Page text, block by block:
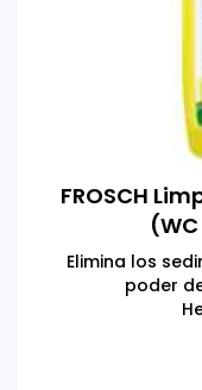
FROSCH
Elimina los
poder
activos